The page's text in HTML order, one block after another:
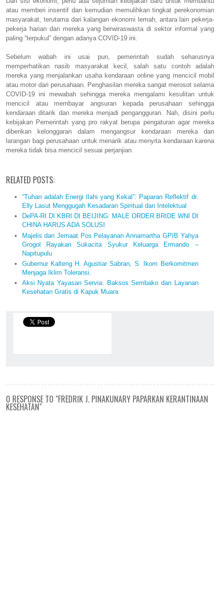
atau memberi insentif dan kemudian memulihkan tingkat perekonomian
masyarakat, terutama dari kalangan ekonomi lemah, antara lain pekerja-
pekerja harian dan mereka yang berwiraswasta di sektor informal yang
paling “terpukul” dengan adanya COVID-19 ini.
Sebelum wabah ini usai pun, pemerintah sudah seharusnya
memperhatikan nasib masyarakat kecil, salah satu contoh adalah
mereka yang menjalankan usaha kendaraan online yang mencicil mobil
atau motor dari perusahaan. Penghasilan mereka sangat merosot selama
COVID-19 ini mewabah sehingga mereka mengalami kesulitan untuk
mencicil atau membayar angsuran kepada perusahaan sehingga
kendaraan ditarik dan mereka menjadi pengangguran. Nah, disini perlu
kebijakan Pemerintah yang pro rakyat berupa pengaturan agar mereka
diberikan kelonggaran dalam mengangsur kendaraan mereka dan
larangan bagi perusahaan untuk menarik atau menyita kendaraan karena
mereka tidak bisa mencicil sesuai perjanjian.
RELATED POSTS:
“Tuhan adalah Energi Ilahi yang Kekal”: Paparan Reflektif dr.
Elly Lasut Menggugah Kesadaran Spiritual dan Intelektual
DePA-RI DI KBRI DI BEIJING: MALE ORDER BRIDE WNI DI
CHINA HARUS ADA SOLUSI
Majelis dan Jemaat Pos Pelayanan Annamartha GPIB Yahya
Grogol Rayakan Sukacita Syukur Keluarga Ermando –
Napitupulu
Gubernur Kalteng H. Agustiar Sabran, S. Ikom Berkomitmen
Menjaga Iklim Toleransi.
Aksi Nyata Yayasan Servia: Baksos Sembako dan Layanan
Kesehatan Gratis di Kapuk Muara
0 RESPONSE TO "FREDRIK J. PINAKUNARY PAPARKAN KERANTINAAN
KESEHATAN"